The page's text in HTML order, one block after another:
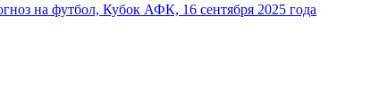
на футбол, Кубок АФК, 16 сентября 2025 года